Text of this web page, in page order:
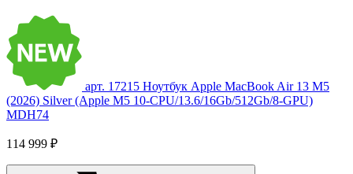
арт. 17215 Ноутбук Apple MacBook Air 13 M5
(2026) Silver (Apple M5 10-CPU/13.6/16Gb/512Gb/8-GPU)
MDH74
114 999 ₽